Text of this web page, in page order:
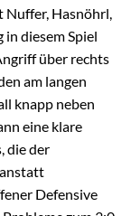
Hasnöhrl,
diesem Spiel
über rechts
am langen
knapp neben
eine klare
die der
Defensive